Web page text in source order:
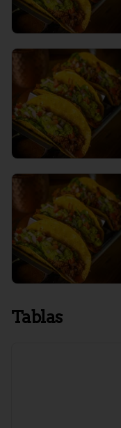
Tablas